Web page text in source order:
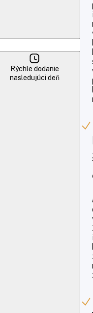
Rýchle dodanie
nasledujúci deň